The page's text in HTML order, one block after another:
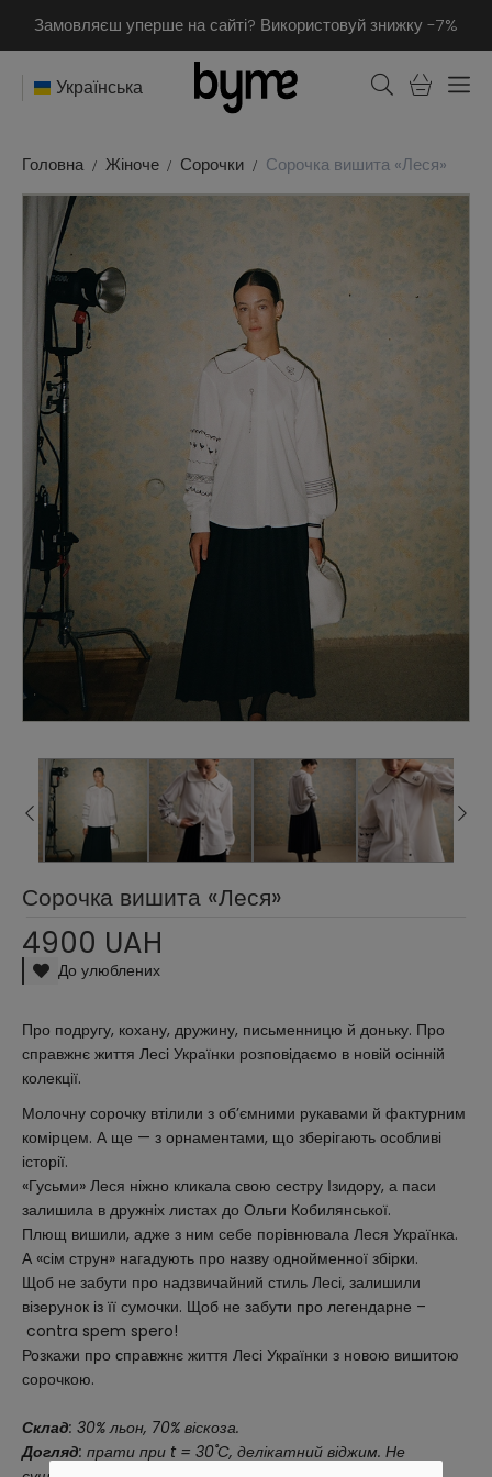
Замовляєш уперше на сайті? Використовуй знижку -7%
Українська
Головна Жіноче Сорочки Сорочка вишита «Леся»
Сорочка вишита «Леся»
4900 UAH
До улюблених
Про подругу, кохану, дружину, письменницю й доньку. Про
справжнє життя Лесі Українки розповідаємо в новій осінній
колекції.
Молочну сорочку втілили з об’ємними рукавами й фактурним
комірцем. А ще — з орнаментами, що зберігають особливі
історії.
«Гусьми» Леся ніжно кликала свою сестру Ізидору, а паси
залишила в дружніх листах до Ольги Кобилянської.
Плющ вишили, адже з ним себе порівнювала Леся Українка.
А «сім струн» нагадують про назву однойменної збірки.
Щоб не забути про надзвичайний стиль Лесі, залишили
візерунок із її сумочки. Щоб не забути про легендарне –
contra spem spero!
Розкажи про справжнє життя Лесі Українки з новою вишитою
сорочкою.
Склад: 30% льон, 70% віскоза.
Догляд: прати при t = 30˚C, делікатний віджим. Не